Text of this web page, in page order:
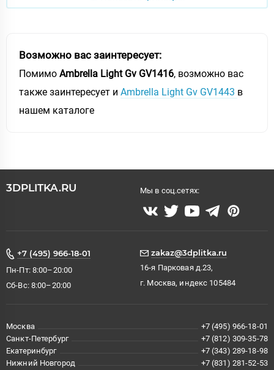
Возможно вас заинтересует:
Помимо Ambrella Light Gv GV1416, возможно вас
также заинтересует и Ambrella Light Gv GV1443 в
нашем каталоге
3DPLITKA.RU Мы в соц.сетях:
+7 (495) 966-18-01
Пн-Пт: 8:00–20:00
Сб-Вс: 8:00–20:00
zakaz@3dplitka.ru
16-я Парковая д.23,
г. Москва, индекс 105484
Москва
+7 (495) 966-18-01
Санкт-Петербург
+7 (812) 309-35-78
Екатеринбург
+7 (343) 289-18-98
Нижний Новгород
+7 (831) 281-52-53